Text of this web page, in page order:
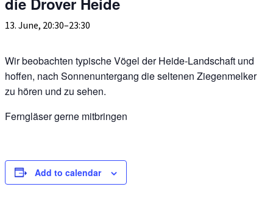
13. June, 20:30–23:30
Wir beobachten typische Vögel der Heide-Landschaft und
hoffen, nach Sonnenuntergang die seltenen Ziegenmelker
zu hören und zu sehen.
Ferngläser gerne mitbringen
Add to calendar